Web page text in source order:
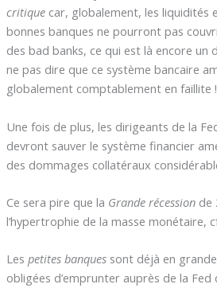
critique car, globalement, les liquidités
bonnes banques ne pourront pas
des bad banks, ce qui est là encore un
ne pas dire que ce système bancaire
globalement comptablement en faillite !
Une fois de plus, les dirigeants de la
devront sauver le système financier
des dommages collatéraux
Ce sera pire que la Grande récessionde
l’hypertrophie de la masse monétaire,
Les petites banquessont déjà en
obligées d’emprunter auprès de la Fed